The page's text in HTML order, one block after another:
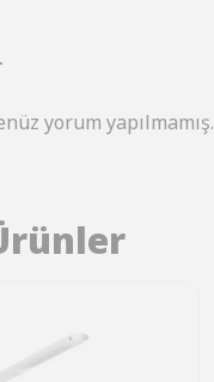
yorum yapılmamış.